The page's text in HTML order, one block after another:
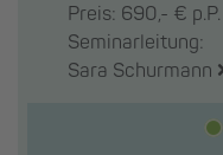
Preis: 690,- € p.P.
Seminarleitung:
Sara Schurmann